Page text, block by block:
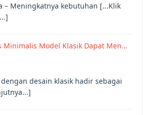
– Meningkatnya kebutuhan [...Klik
Minimalis Model Klasik Dapat Men…
desain klasik hadir sebagai